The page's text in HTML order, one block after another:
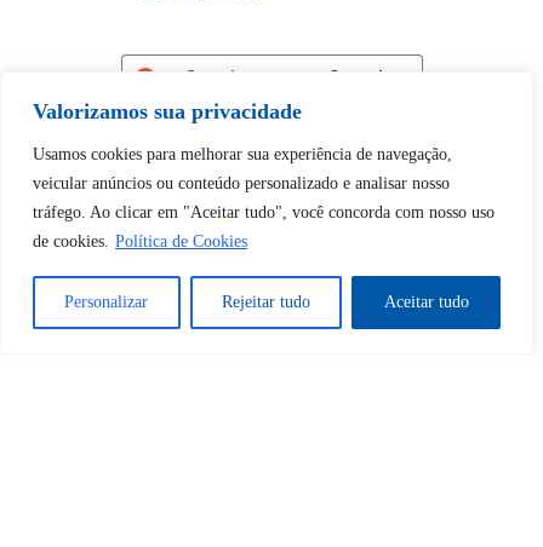
Valorizamos sua privacidade
Usamos cookies para melhorar sua experiência de navegação,
veicular anúncios ou conteúdo personalizado e analisar nosso
tráfego. Ao clicar em "Aceitar tudo", você concorda com nosso uso
de cookies. Política de Cookies
Personalizar Rejeitar tudo Aceitar tudo
Continuar com Google
Tem certeza de que deseja
desbloquear esta publicação?